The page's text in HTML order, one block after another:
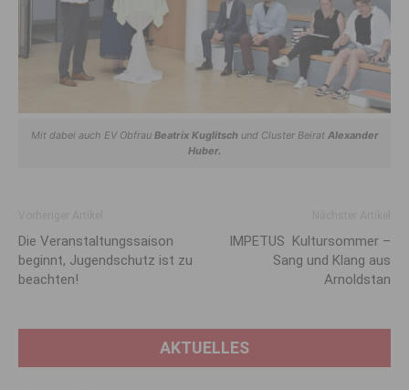
Mit dabei auch EV Obfrau Beatrix Kuglitsch und Cluster Beirat Alexander
Huber.
Die Veranstaltungssaison
beginnt, Jugendschutz ist zu
beachten!
IMPETUS Kultursommer –
Sang und Klang aus
Arnoldstan
AKTUELLES